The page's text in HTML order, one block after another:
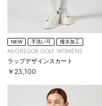
NEW 手洗い可 撥水加工
McGREGOR GOLF WOMENS
ラップデザインスカート
￥23,100